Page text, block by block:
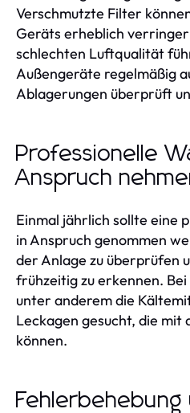
Verschmutzte Filter
Geräts erheblich
schlechten Luftqualität
Außengeräte regelmäßig
Ablagerungen überprüft
Professionelle
Anspruch
Einmal jährlich sollte eine
in Anspruch genommen
der Anlage zu überprüfen
frühzeitig zu erkennen.
unter anderem die
Leckagen gesucht, die
können.